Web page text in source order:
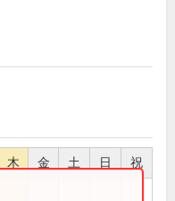
木 金 土 日 祝